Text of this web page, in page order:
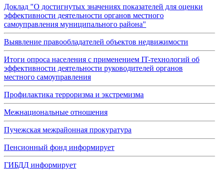
Доклад "О достигнутых значениях показателей для оценки
эффективности деятельности органов местного
самоуправления муниципального района"
Выявление правообладателей объектов недвижимости
Итоги опроса населения с применением IT-технологий об
эффективности деятельности руководителей органов
местного самоуправления
Профилактика терроризма и экстремизма
Межнациональные отношения
Пучежская межрайонная прокуратура
Пенсионный фонд информирует
ГИБДД информирует